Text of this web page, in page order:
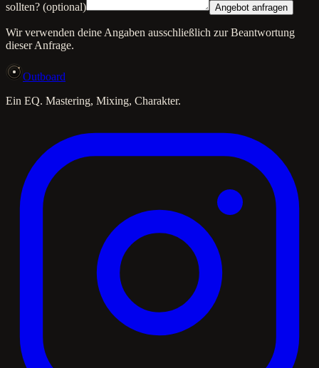
sollten? (optional) Angebot anfragen
Wir verwenden deine Angaben ausschließlich zur Beantwortung
dieser Anfrage.
Outboard
Ein EQ. Mastering, Mixing, Charakter.